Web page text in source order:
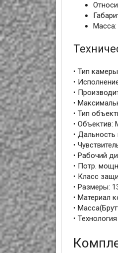
Масса:
• Тип
•
•
•
• Тип
• Объектив:
•
•
• Рабочий
• Потр.
• Класс
• Размеры:
• Материал
•
•